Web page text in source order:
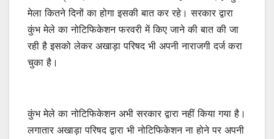
मेला कितने दिनों का होगा इसकी बात कर रहे। सरकार द्वारा
कुंभ मेले का नोटिफिकेशन फरवरी में किए जाने की बात की जा
रही है इसको लेकर अखाड़ा परिषद भी अपनी नाराजगी दर्ज करा
चुका है।
कुंभ मेले का नोटिफिकेशन अभी सरकार द्वारा नहीं किया गया है।
लगातार अखाड़ा परिषद द्वारा भी नोटिफिकेशन ना होने पर अपनी